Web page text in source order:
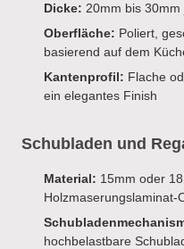
Dicke: 20mm bis
Oberfläche: Poliert,
basierend auf dem
Kantenprofil: Flache
ein elegantes Finish
Schubladen und
Material: 15mm oder
Holzmaserungslaminat-
hochbelastbare